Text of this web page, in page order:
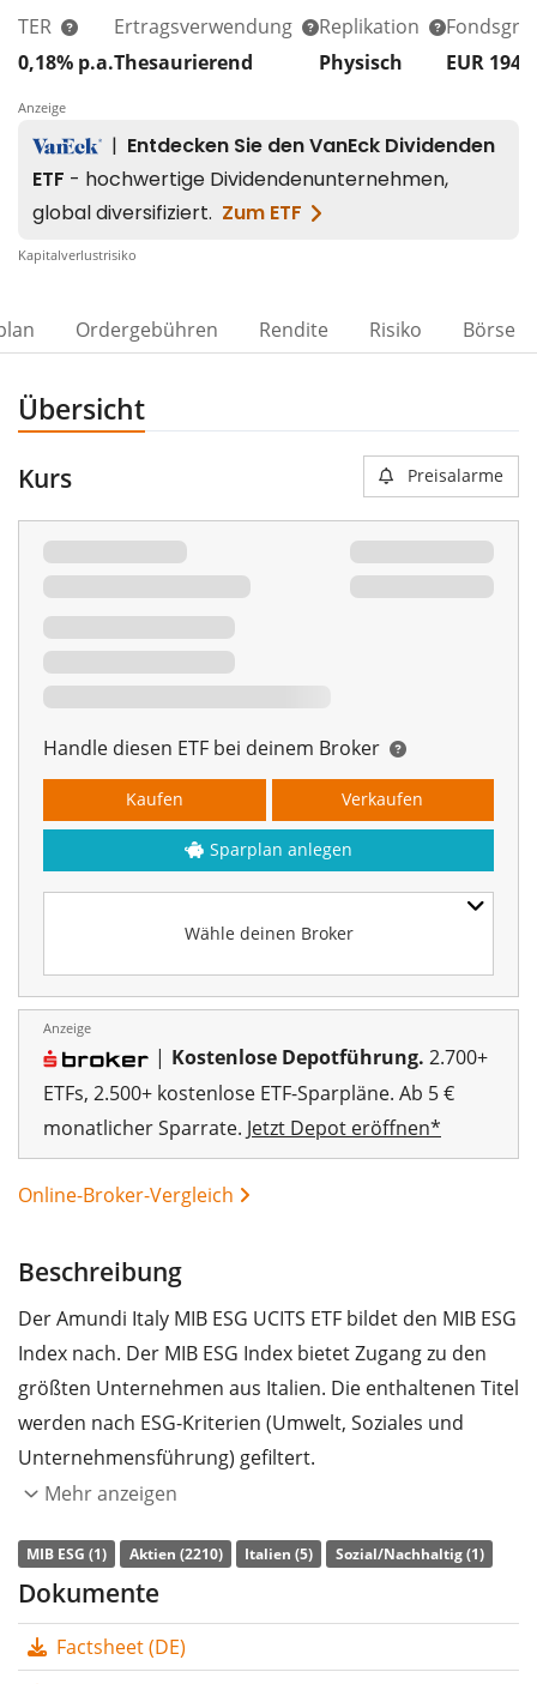
TER
0,18% p.a.
Ertragsverwendung
Thesaurierend
Replikation
Physisch
EUR 194
Anzeige
Kapitalverlustrisiko
Ordergebühren Rendite Risiko Börse
Übersicht
Kurs Preisalarme
Handle diesen ETF bei deinem Broker
Wähle deinen Broker
Kaufen Verkaufen
Sparplan anlegen
Anzeige
| Kostenlose Depotführung. 2.700+
ETFs, 2.500+ kostenlose ETF-Sparpläne. Ab 5 €
monatlicher Sparrate. Jetzt Depot eröffnen*
Online-Broker-Vergleich
Beschreibung
Der Amundi Italy MIB ESG UCITS ETF bildet den MIB ESG
Index nach. Der MIB ESG Index bietet Zugang zu den
größten Unternehmen aus Italien. Die enthaltenen Titel
werden nach ESG-Kriterien (Umwelt, Soziales und
Unternehmensführung) gefiltert.
(Gesamtkostenquote) des ETF liegt bei
p.a.. Der Amundi Italy MIB ESG UCITS ETF ist der einzige
ETF, der den MIB ESG Index nachbildet. Der ETF bildet
Replikation(Erwerb aller Indexbestandteile) nach. Die
Mehr anzeigen
MIB ESG (1) Aktien (2210) Italien (5) Sozial/Nachhaltig (1)
Dokumente
Factsheet (DE)